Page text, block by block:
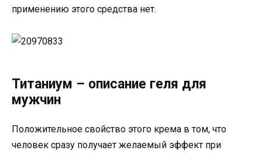
применению этого средства нет.
Титаниум – описание геля для
мужчин
Положительное свойство этого крема в том, что
человек сразу получает желаемый эффект при